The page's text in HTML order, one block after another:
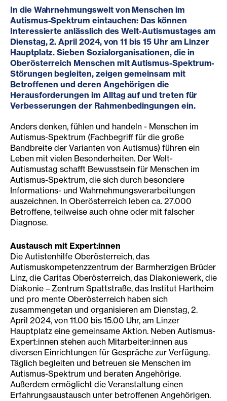
In die Wahrnehmungswelt von Menschen im
Autismus-Spektrum eintauchen: Das können
Interessierte anlässlich des Welt-Autismustages am
Dienstag, 2. April 2024, von 11 bis 15 Uhr am Linzer
Hauptplatz. Sieben Sozialorganisationen, die in
Oberösterreich Menschen mit Autismus-Spektrum-
Störungen begleiten, zeigen gemeinsam mit
Betroffenen und deren Angehörigen die
Herausforderungen im Alltag auf und treten für
Verbesserungen der Rahmenbedingungen ein.
Anders denken, fühlen und handeln - Menschen im
Autismus-Spektrum (Fachbegriff für die große
Bandbreite der Varianten von Autismus) führen ein
Leben mit vielen Besonderheiten. Der Welt-
Autismustag schafft Bewusstsein für Menschen im
Autismus-Spektrum, die sich durch besondere
Informations- und Wahrnehmungsverarbeitungen
auszeichnen. In Oberösterreich leben ca. 27.000
Betroffene, teilweise auch ohne oder mit falscher
Diagnose.
Austausch mit Expert:innen
Die Autistenhilfe Oberösterreich, das
Autismuskompetenzzentrum der Barmherzigen Brüder
Linz, die Caritas Oberösterreich, das Diakoniewerk, die
Diakonie – Zentrum Spattstraße, das Institut Hartheim
und pro mente Oberösterreich haben sich
zusammengetan und organisieren am Dienstag, 2.
April 2024, von 11.00 bis 15.00 Uhr, am Linzer
Hauptplatz eine gemeinsame Aktion. Neben Autismus-
Expert:innen stehen auch Mitarbeiter:innen aus
diversen Einrichtungen für Gespräche zur Verfügung.
Täglich begleiten und betreuen sie Menschen im
Autismus-Spektrum und beraten Angehörige.
Außerdem ermöglicht die Veranstaltung einen
Erfahrungsaustausch unter betroffenen Angehörigen.